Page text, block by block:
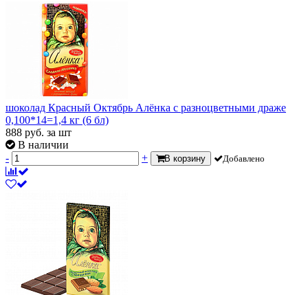
шоколад Красный Октябрь Алёнка с разноцветными драже
0,100*14=1,4 кг (6 бл)
888 руб. за шт
В наличии
-
+ В корзину Добавлено